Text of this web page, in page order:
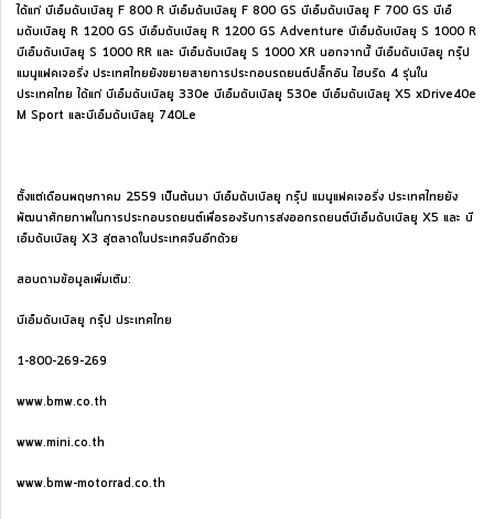
ได้แก่ บีเอ็มดับเบิลยู F 800 R บีเอ็มดับเบิลยู F 800 GS บีเอ็มดับเบิลยู F 700 GS บีเอ็
มดับเบิลยู R 1200 GS บีเอ็มดับเบิลยู R 1200 GS Adventure บีเอ็มดับเบิลยู S 1000 R
บีเอ็มดับเบิลยู S 1000 RR และ บีเอ็มดับเบิลยู S 1000 XR นอกจากนี้ บีเอ็มดับเบิลยู กรุ๊ป
แมนูแฟคเจอริ่ง ประเทศไทยยังขยายสายการประกอบรถยนต์ปลั๊กอิน ไฮบริด 4 รุ่นใน
ประเทศไทย ได้แก่ บีเอ็มดับเบิลยู 330e บีเอ็มดับเบิลยู 530e บีเอ็มดับเบิลยู X5 xDrive40e
M Sport และบีเอ็มดับเบิลยู 740Le
ตั้งแต่เดือนพฤษภาคม 2559 เป็นต้นมา บีเอ็มดับเบิลยู กรุ๊ป แมนูแฟคเจอริ่ง ประเทศไทยยัง
พัฒนาศักยภาพในการประกอบรถยนต์เพื่อรองรับการส่งออกรถยนต์บีเอ็มดับเบิลยู X5 และ บี
เอ็มดับเบิลยู X3 สู่ตลาดในประเทศจีนอีกด้วย
สอบถามข้อมูลเพิ่มเติม:
บีเอ็มดับเบิลยู กรุ๊ป ประเทศไทย
1-800-269-269
www.bmw.co.th
www.mini.co.th
www.bmw-motorrad.co.th